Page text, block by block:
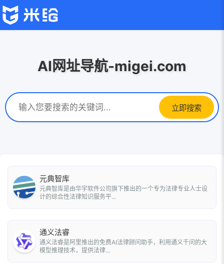
AI网址导航-migei.com
立即搜索
元典智库
元典智库是由华宇软件公司旗下推出的一个专为法律专业人士设
计的综合性法律知识服务平...
通义法睿
通义法睿是阿里推出的免费AI法律顾问助手，利用通义千问的大
模型推理技术，提供法律...